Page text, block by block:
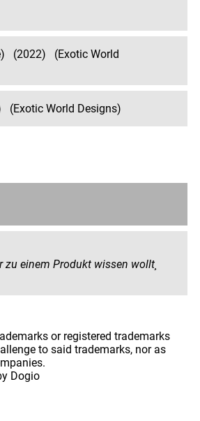
(2022)
(Exotic World
(Exotic World Designs)
or registered trademarks
to said trademarks, nor as
Dogio